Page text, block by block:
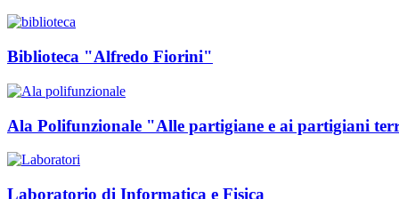
Biblioteca "Alfredo Fiorini"
Ala Polifunzionale "Alle partigiane e ai partigiani
Laboratorio di Informatica e Fisica